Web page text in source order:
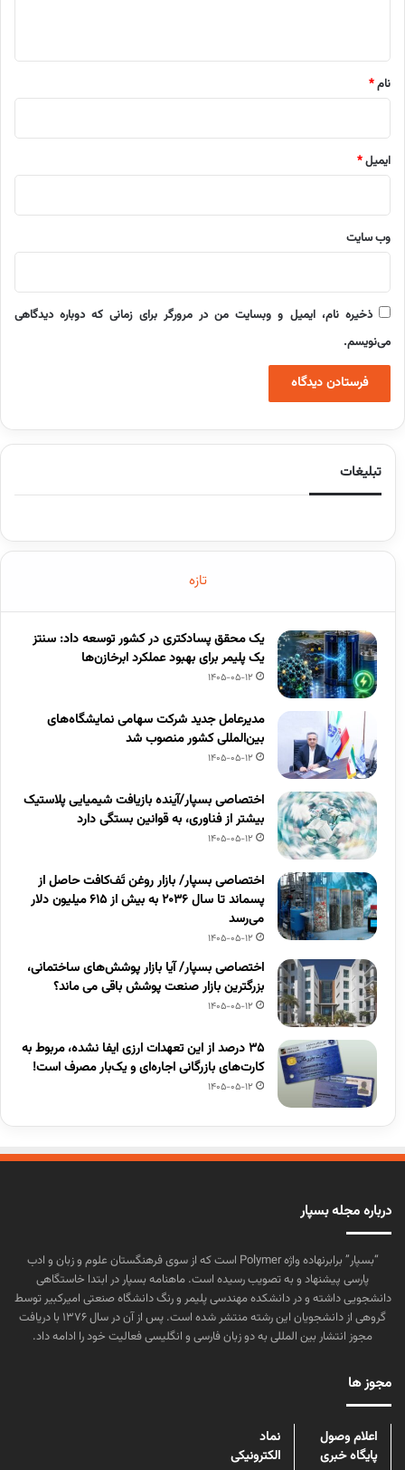
نام*
ایمیل*
وب‌ سایت
ذخیره نام، ایمیل و وبسایت من در مرورگر برای زمانی که دوباره دیدگاهی
می‌نویسم.
تبلیغات
تازه
یک محقق پسادکتری در کشور توسعه داد: سنتز
یک پلیمر برای بهبود عملکرد ابرخازن‌ها
1405-05-12
مدیرعامل جدید شرکت سهامی نمایشگاه‌های
بین‌المللی کشور منصوب شد
1405-05-12
اختصاصی بسپار/آینده بازیافت شیمیایی پلاستیک
بیشتر از فناوری، به قوانین بستگی دارد
1405-05-12
اختصاصی بسپار/ بازار روغن تَف‌کافت حاصل از
پسماند تا سال ۲۰۳۶ به بیش از ۶۱۵ میلیون دلار
می‌رسد
1405-05-12
اختصاصی بسپار/ آیا بازار پوشش‌های ساختمانی،
بزرگترین بازار صنعت پوشش باقی می ماند؟
1405-05-12
۳۵ درصد از این تعهدات ارزی ایفا نشده، مربوط به
کارت‌های بازرگانی اجاره‌ای و یک‌بار مصرف است!
1405-05-12
درباره مجله بسپار
“بسپار” برابرنهاده واژه Polymer است که از سوی فرهنگستان علوم و زبان و ادب
پارسی پیشنهاد و به تصویب رسیده است. ماهنامه بسپار در ابتدا خاستگاهی
دانشجویی داشته و در دانشکده مهندسی پلیمر و رنگ دانشگاه صنعتی امیرکبیر توسط
گروهی از دانشجویان این رشته منتشر شده است. پس از آن در سال ۱۳۷۶ با دریافت
مجوز انتشار بین المللی به دو زبان فارسی و انگلیسی فعالیت خود را ادامه داد.
مجوز ها
اعلام وصول
پایگاه خبری
نماد
الکترونیکی